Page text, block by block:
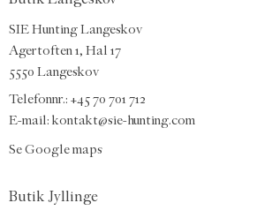
SIE Hunting Langeskov
Agertoften 1, Hal 17
5550 Langeskov
Telefonnr.: +45 70 701 712
E-mail: kontakt@sie-hunting.com
Se Google maps
Butik Jyllinge